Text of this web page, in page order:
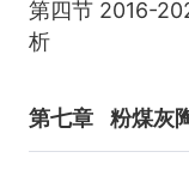
第四节 2016-
析
第七章 粉煤灰